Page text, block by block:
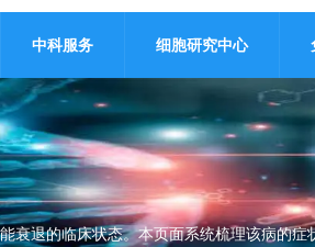
中科服务 细胞研究中心
衰退的临床状态。本页面系统梳理该病的